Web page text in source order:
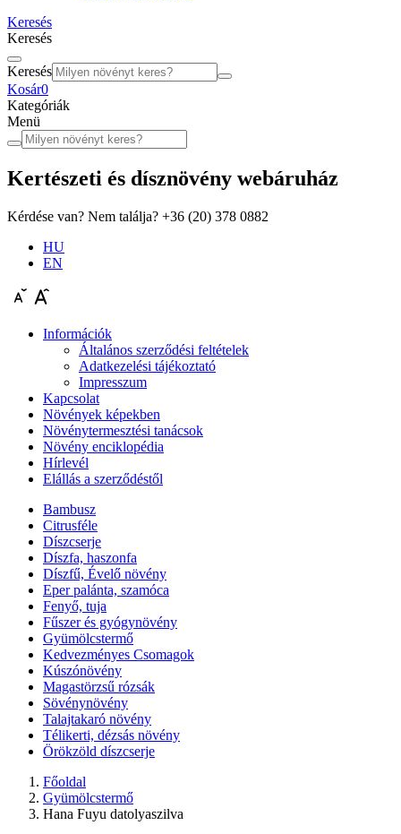
Keresés
Keresés
Keresés
Kosár0
Kategóriák
Menü
Kertészeti és dísznövény webáruház
Kérdése van? Nem találja? +36 (20) 378 0882
HU
EN
Információk
Általános szerződési feltételek
Adatkezelési tájékoztató
Impresszum
Kapcsolat
Növények képekben
Növénytermesztési tanácsok
Növény enciklopédia
Hírlevél
Elállás a szerződéstől
Bambusz
Citrusféle
Díszcserje
Díszfa, haszonfa
Díszfű, Évelő növény
Eper palánta, szamóca
Fenyő, tuja
Fűszer és gyógynövény
Gyümölcstermő
Kedvezményes Csomagok
Kúszónövény
Magastörzsű rózsák
Sövénynövény
Talajtakaró növény
Télikerti, dézsás növény
Örökzöld díszcserje
Főoldal
Gyümölcstermő
Hana Fuyu datolyaszilva